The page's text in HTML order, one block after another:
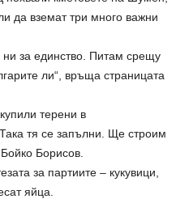
да вземат три много важни
ни за единство. Питам срещу
ли“, връща страницата
терени в
тя се запълни. Ще строим
Борисов.
за партиите – кукувици,
яйца.